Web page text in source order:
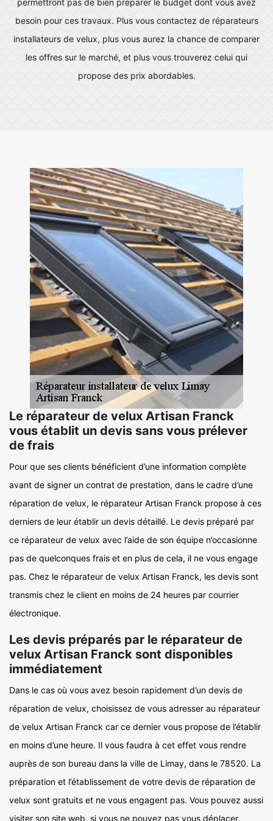
permettront pas de bien préparer le budget dont vous avez
besoin pour ces travaux. Plus vous contactez de réparateurs
installateurs de velux, plus vous aurez la chance de comparer
les offres sur le marché, et plus vous trouverez celui qui
propose des prix abordables.
Le réparateur de velux Artisan Franck
vous établit un devis sans vous prélever
de frais
Pour que ses clients bénéficient d’une information complète
avant de signer un contrat de prestation, dans le cadre d’une
réparation de velux, le réparateur Artisan Franck propose à ces
derniers de leur établir un devis détaillé. Le devis préparé par
ce réparateur de velux avec l’aide de son équipe n’occasionne
pas de quelconques frais et en plus de cela, il ne vous engage
pas. Chez le réparateur de velux Artisan Franck, les devis sont
transmis chez le client en moins de 24 heures par courrier
électronique.
Les devis préparés par le réparateur de
velux Artisan Franck sont disponibles
immédiatement
Dans le cas où vous avez besoin rapidement d’un devis de
réparation de velux, choisissez de vous adresser au réparateur
de velux Artisan Franck car ce dernier vous propose de l’établir
en moins d’une heure. Il vous faudra à cet effet vous rendre
auprès de son bureau dans la ville de Limay, dans le 78520. La
préparation et l’établissement de votre devis de réparation de
velux sont gratuits et ne vous engagent pas. Vous pouvez aussi
visiter son site web, si vous ne pouvez pas vous déplacer.